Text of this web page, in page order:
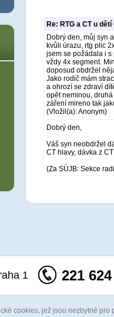
Re: RTG a CT u dětí
Dobrý den, můj syn
kvůli úrazu, rtg plic
jsem se požádala i s
vždy 4x segment.
doposud obdržel
Jako rodič mám
a ohrozí se zdraví
opět neminou,
záření mireno tak
(Vložil(a): Anonym)
Dobrý den,
Váš syn neobdržel
CT hlavy, dávka z
(Za SÚJB: Sekce
1 221
cookies, jež jsou nezbytné